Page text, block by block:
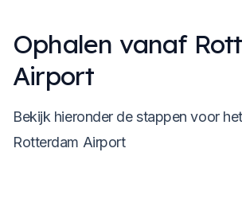
Ophalen vanaf
Airport
Bekijk hieronder de stappen voor
Rotterdam Airport